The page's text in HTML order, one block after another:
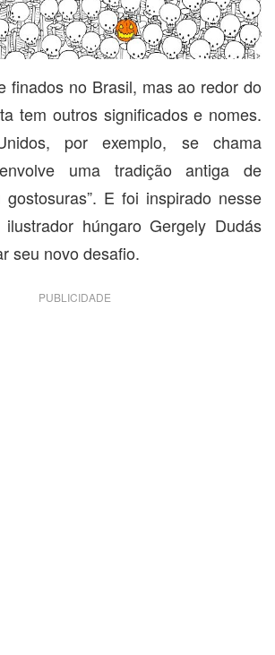
finados no Brasil, mas ao redor do
tem outros significados e nomes.
por exemplo, se chama
uma tradição antiga de
gostosuras”. E foi inspirado nesse
húngaro Gergely Dudás
seu novo desafio.
PUBLICIDADE